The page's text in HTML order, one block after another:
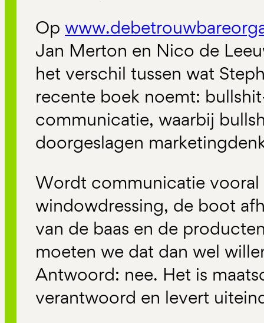
Op
Jan Merton en Nico de
het verschil tussen wat
recente boek noemt:
communicatie, waarbij
doorgeslagen
Wordt communicatie vooral
windowdressing, de boot
van de baas en de
moeten we dat dan wel
Antwoord: nee. Het is
verantwoord en levert